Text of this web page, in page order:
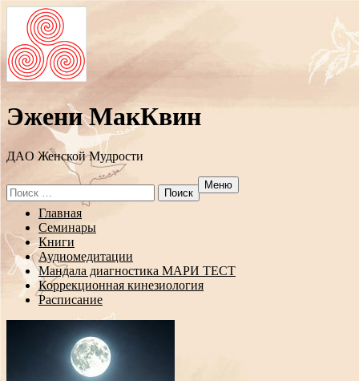
Эжени МакКвин
ДAO Женской Мудрости
Search
for:
Меню
Перейти
содержанию
Главная
Семинары
Книги
Аудиомедитации
Мандала диагностика МАРИ ТЕСТ
Коррекционная кинезиология
Расписание